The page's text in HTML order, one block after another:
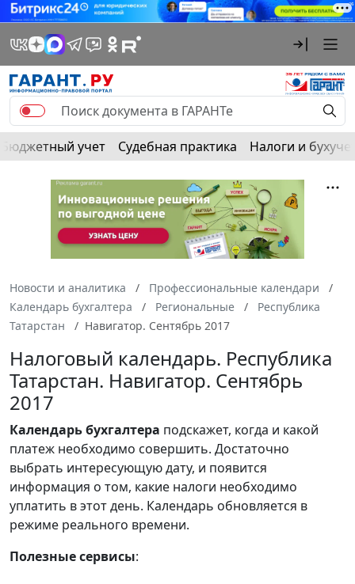
Бюджетный учет Судебная практика Налоги и
Новости и аналитика
Профессиональные календари
Календарь бухгалтера
Региональные
Республика
Татарстан
Навигатор. Сентябрь 2017
Налоговый календарь. Республика
Татарстан. Навигатор. Сентябрь
2017
Календарьбухгалтера подскажет, когда и какой
платеж необходимо совершить. Достаточно
выбрать интересующую дату, и появится
информация о том, какие налоги необходимо
уплатить в этот день. Календарь обновляется в
режиме реального времени.
Полезные сервисы: